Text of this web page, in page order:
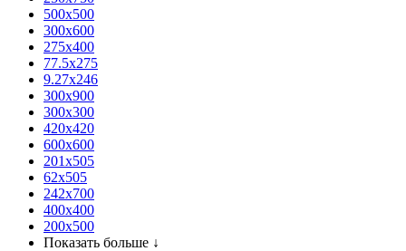
500x500
300x600
275x400
77.5х275
9.27x246
300x900
300x300
420х420
600х600
201х505
62х505
242х700
400х400
200х500
Показать больше ↓